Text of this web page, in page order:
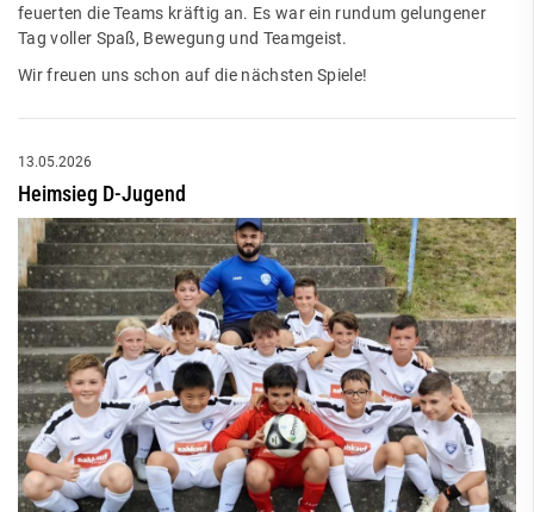
feuerten die Teams kräftig an. Es war ein rundum gelungener
Tag voller Spaß, Bewegung und Teamgeist.
Wir freuen uns schon auf die nächsten Spiele!
13.05.2026
Heimsieg D-Jugend